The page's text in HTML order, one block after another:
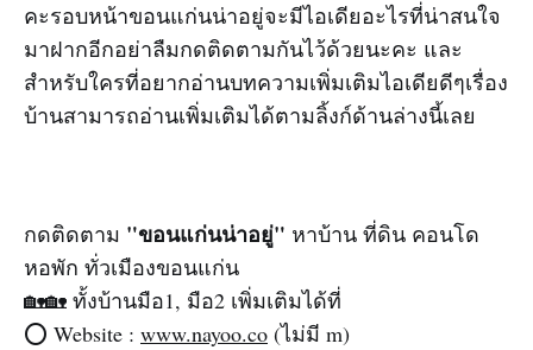
คะรอบหน้าขอนแก่นน่าอยู่จะมีไอเดียอะไรที่น่าสนใจ
มาฝากอีกอย่าลืมกดติดตามกันไว้ด้วยนะคะ และ
สำหรับใครที่อยากอ่านบทความเพิ่มเติมไอเดียดีๆเรื่อง
บ้านสามารถอ่านเพิ่มเติมได้ตามลิ้งก์ด้านล่างนี้เลย
กดติดตาม "ขอนแก่นน่าอยู่" หาบ้าน ที่ดิน คอนโด
หอพัก ทั่วเมืองขอนแก่น
🏡🏡 ทั้งบ้านมือ1, มือ2 เพิ่มเติมได้ที่
⭕️ Website : www.nayoo.co (ไม่มี m)‌‌